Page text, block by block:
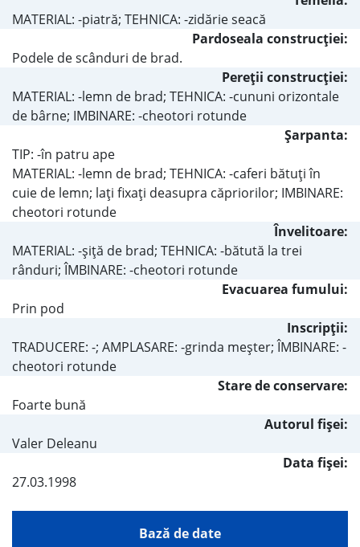
MATERIAL: -piatră; TEHNICA: -zidărie seacă
Pardoseala construcţiei:
Podele de scânduri de brad.
Pereţii construcţiei:
MATERIAL: -lemn de brad; TEHNICA: -cununi orizontale
de bârne; IMBINARE: -cheotori rotunde
Şarpanta:
TIP: -în patru ape
MATERIAL: -lemn de brad; TEHNICA: -caferi bătuţi în
cuie de lemn; laţi fixaţi deasupra căpriorilor; IMBINARE:
cheotori rotunde
Învelitoare:
MATERIAL: -şiţă de brad; TEHNICA: -bătută la trei
rânduri; ÎMBINARE: -cheotori rotunde
Evacuarea fumului:
Prin pod
Inscripţii:
TRADUCERE: -; AMPLASARE: -grinda meşter; ÎMBINARE: -
cheotori rotunde
Stare de conservare:
Foarte bună
Autorul fişei:
Valer Deleanu
Data fișei:
27.03.1998
Bază de date